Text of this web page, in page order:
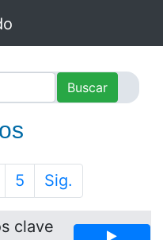
Buscar
5 Sig.
clave